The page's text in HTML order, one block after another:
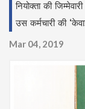
नियोक्ता की
उस कर्मचारी की
Mar 04, 2019